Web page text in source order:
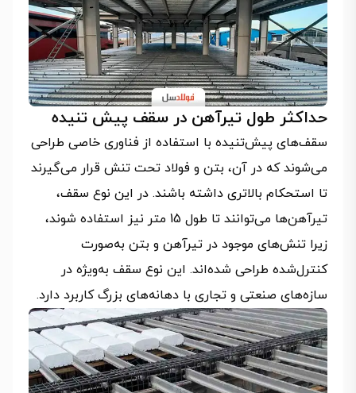
حداکثر طول تیرآهن در سقف پیش تنیده
سقف‌های پیش‌تنیده با استفاده از فناوری خاصی طراحی
می‌شوند که در آن، بتن و فولاد تحت تنش قرار می‌گیرند
تا استحکام بالاتری داشته باشند. در این نوع سقف،
تیرآهن‌ها می‌توانند تا طول 15 متر نیز استفاده شوند،
زیرا تنش‌های موجود در تیرآهن و بتن به‌صورت
کنترل‌شده طراحی شده‌اند. این نوع سقف به‌ویژه در
سازه‌های صنعتی و تجاری با دهانه‌های بزرگ کاربرد دارد.